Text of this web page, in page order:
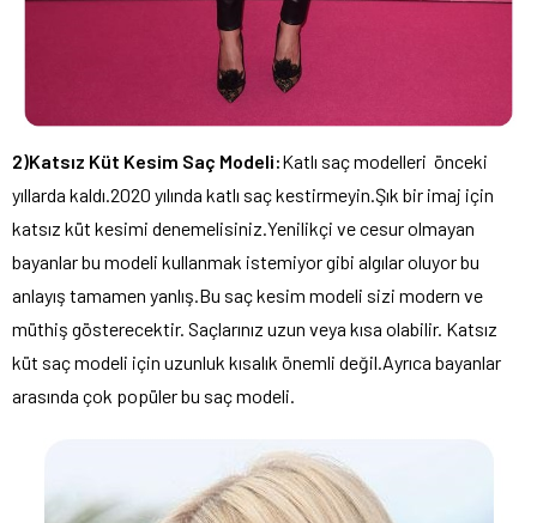
2)Katsız Küt Kesim Saç Modeli:Katlı saç modelleri önceki
yıllarda kaldı.2020 yılında katlı saç kestirmeyin.Şık bir imaj için
katsız küt kesimi denemelisiniz.Yenilikçi ve cesur olmayan
bayanlar bu modeli kullanmak istemiyor gibi algılar oluyor bu
anlayış tamamen yanlış.Bu saç kesim modeli sizi modern ve
müthiş gösterecektir. Saçlarınız uzun veya kısa olabilir. Katsız
küt saç modeli için uzunluk kısalık önemli değil.Ayrıca bayanlar
arasında çok popüler bu saç modeli.